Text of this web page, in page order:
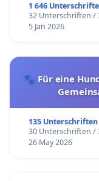
1 646
32 Unterschriften /
5 Jan 2026
🐾 Für eine
135 Unterschriften
30 Unterschriften /
26 May 2026